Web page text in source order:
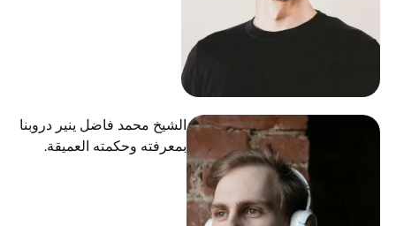
الشيخ محمد فاضل ينير دروبنا
بمعرفته وحكمته العميقة.